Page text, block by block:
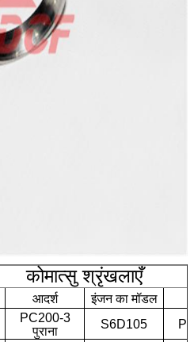
कोमात्सु श्रृंखलाएँ
आदर्श इंजन का मॉडल
PC200-3
पुराना
S6D105